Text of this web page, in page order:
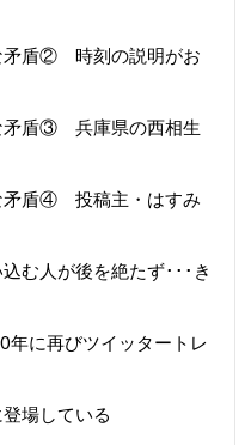
矛盾② 時刻の説明がお
矛盾③ 兵庫県の西相生
矛盾④ 投稿主・はすみ
む人が後を絶たず･･･き
に再びツイッタートレ
場している